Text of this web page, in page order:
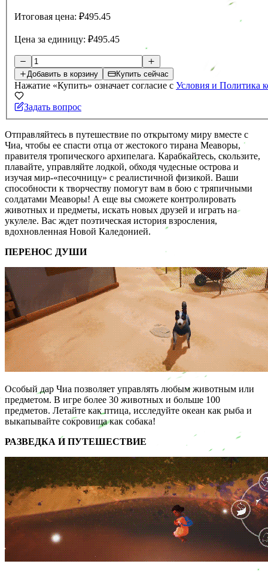
Итоговая цена: ₽495.45
Цена за единицу: ₽495.45
Добавить в корзину Купить сейчас
Нажатие «Купить» означает согласие с Условия и Политика
Задать вопрос
Отправляйтесь в путешествие по открытому миру вместе с
Чиа, чтобы ее спасти отца от жестокого тирана Меаворы,
правителя тропического архипелага. Карабкайтесь, скользите,
плавайте, управляйте лодкой, обходя чудесные острова и
изучая мир-«песочницу» с реалистичной физикой. Ваши
способности к творчеству помогут вам в бою с тряпичными
солдатами Меаворы! А еще вы сможете контролировать
животных и предметы, искать новых друзей и играть на
укулеле. Вас ждет поэтическая история взросления,
вдохновленная Новой Каледонией.
ПЕРЕНОС ДУШИ
Особый дар Чиа позволяет управлять любым животным или
предметом. В игре более 30 животных и больше 100
предметов. Летайте как птица, исследуйте океан как рыба и
выкапывайте сокровища как собака!
РАЗВЕДКА И ПУТЕШЕСТВИЕ